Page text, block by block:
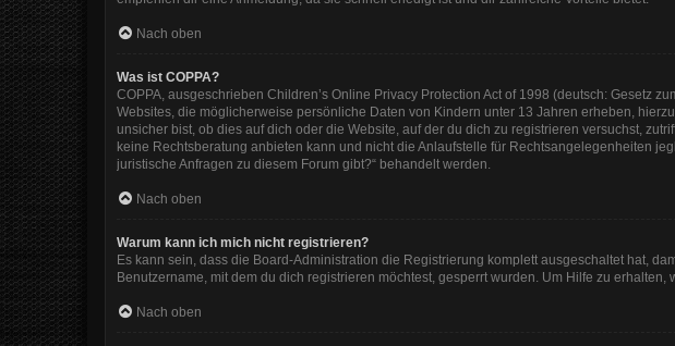
Nach oben
Was ist COPPA?
COPPA, ausgeschrieben Children’s Online Privacy Protection Act of 1998 (deutsch: Gesetz
Websites, die möglicherweise persönliche Daten von Kindern unter 13 Jahren erheben,
unsicher bist, ob dies auf dich oder die Website, auf der du dich zu registrieren versuchst,
keine Rechtsberatung anbieten kann und nicht die Anlaufstelle für Rechtsangelegenheiten
juristische Anfragen zu diesem Forum gibt?“ behandelt werden.
Nach oben
Warum kann ich mich nicht registrieren?
Es kann sein, dass die Board-Administration die Registrierung komplett ausgeschaltet hat,
Benutzername, mit dem du dich registrieren möchtest, gesperrt wurden. Um Hilfe zu erhalten,
Nach oben